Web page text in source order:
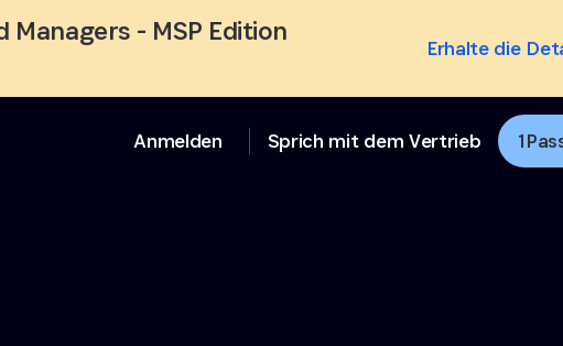
- MSP Edition
Erhalte die
Anmelden Sprich mit dem Vertrieb